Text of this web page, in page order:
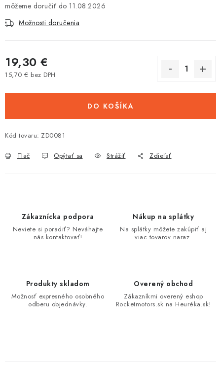
11.08.2026
Možnosti doručenia
19,30 €
15,70 € bez DPH
DO KOŠÍKA
Kód tovaru: ZD0081
Tlač Opýtať sa Strážiť Zdieľať
Zákaznícka podpora
Neviete si poradiť? Neváhajte
nás kontaktovať!
Nákup na splátky
Na splátky môžete zakúpiť aj
viac tovarov naraz.
Produkty skladom
Možnosť expresného osobného
odberu objednávky.
Overený obchod
Zákazníkmi overený eshop
Rocketmotors.sk na Heuréka.sk!